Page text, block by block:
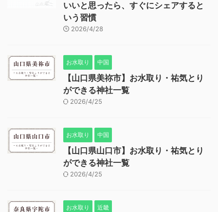
いいと思ったら、すぐにシェアすると
いう習慣
2026/4/28
お水取り 中国
【山口県美祢市】お水取り・祐気とり
ができる神社一覧
2026/4/25
お水取り 中国
【山口県山口市】お水取り・祐気とり
ができる神社一覧
2026/4/25
お水取り 近畿